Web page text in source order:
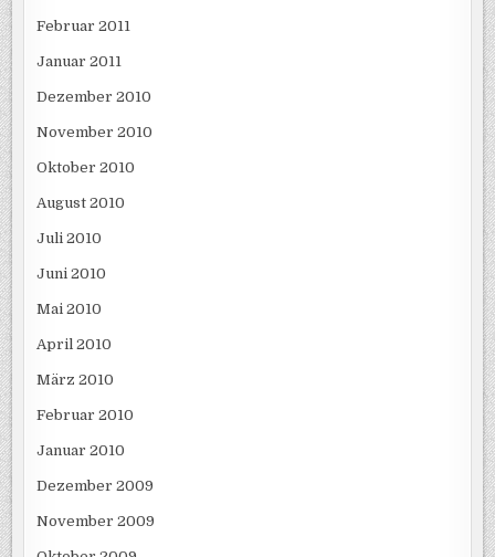
Februar 2011
Januar 2011
Dezember 2010
November 2010
Oktober 2010
August 2010
Juli 2010
Juni 2010
Mai 2010
April 2010
März 2010
Februar 2010
Januar 2010
Dezember 2009
November 2009